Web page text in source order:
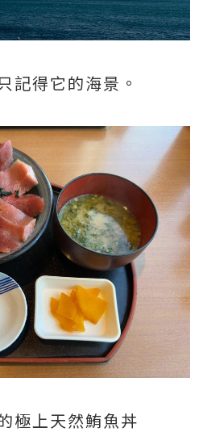
記得它的海景。
極上天然鮪魚丼